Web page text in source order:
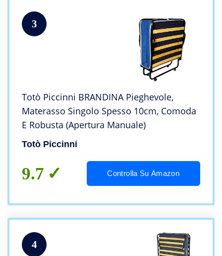
3
Totò Piccinni BRANDINA Pieghevole,
Materasso Singolo Spesso 10cm, Comoda
E Robusta (Apertura Manuale)
Totò Piccinni
9.7 Controlla Su Amazon
4